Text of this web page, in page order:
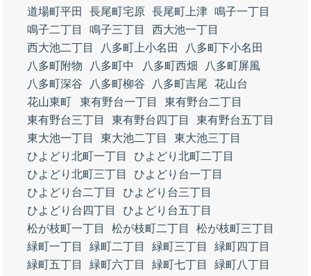
道場町平田
長尾町宅原 長尾町上津 鳴子一丁目
鳴子二丁目
鳴子三丁目
西大池一丁目
西大池二丁目
八多町上小名田
八多町下小名田
八多町附物
八多町中 八多町西畑
八多町屏風
八多町深谷
八多町柳谷 八多町吉尾
花山台
花山東町
東有野台一丁目
東有野台二丁目
東有野台三丁目
東有野台四丁目
東有野台五丁目
東大池一丁目
東大池二丁目
東大池三丁目
ひよどり北町一丁目
ひよどり北町二丁目
ひよどり北町三丁目
ひよどり台一丁目
ひよどり台二丁目
ひよどり台三丁目
ひよどり台四丁目
ひよどり台五丁目
松が枝町一丁目
松が枝町二丁目
松が枝町三丁目
緑町一丁目
緑町二丁目 緑町三丁目
緑町四丁目
緑町五丁目
緑町六丁目 緑町七丁目
緑町八丁目